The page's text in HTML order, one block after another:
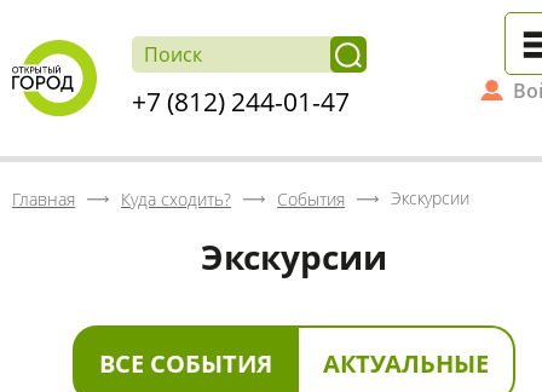
+7 (812) 244-01-47
Главная Куда сходить? События Экскурсии
Экскурсии
ВСЕ СОБЫТИЯ АКТУАЛЬНЫЕ